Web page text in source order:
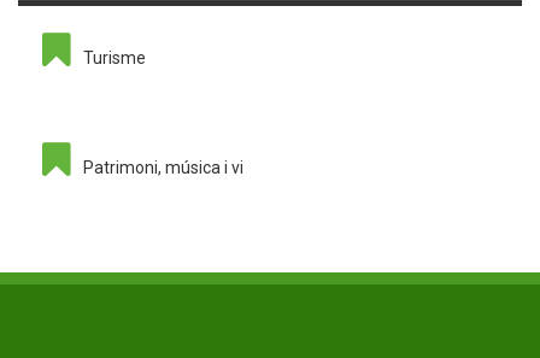
Turisme
Patrimoni, música i vi